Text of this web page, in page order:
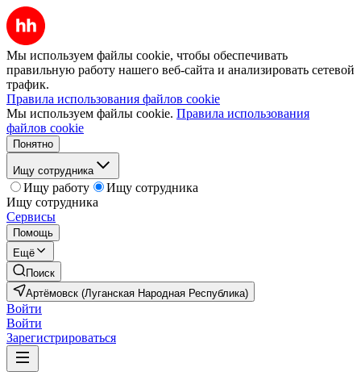
Мы используем файлы cookie, чтобы обеспечивать
правильную работу нашего веб-сайта и анализировать сетевой
трафик.
Правила использования файлов cookie
Мы используем файлы cookie. Правила использования
файлов cookie
Понятно
Ищу сотрудника
Ищу работу
Ищу сотрудника
Ищу сотрудника
Сервисы
Помощь
Ещё
Поиск
Артёмовск (Луганская Народная Республика)
Войти
Войти
Зарегистрироваться